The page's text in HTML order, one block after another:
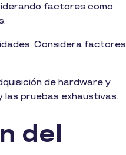
factores como
Considera factores
de hardware y
pruebas exhaustivas.
del